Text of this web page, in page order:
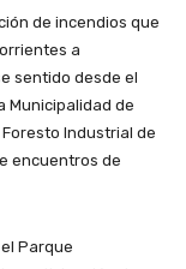
de incendios que
a
sentido desde el
Municipalidad de
Industrial de
encuentros de
Parque